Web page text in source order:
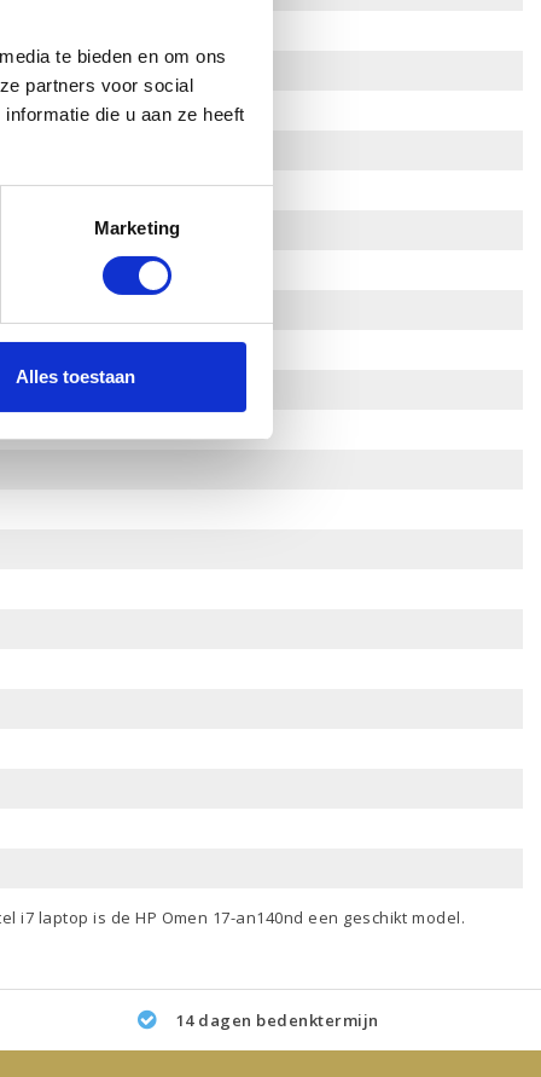
te bieden en om ons
partners voor social
die u aan ze heeft
Marketing
Alles toestaan
i7 laptopis de HP Omen 17-an140nd een geschikt model.
14 dagen bedenktermijn